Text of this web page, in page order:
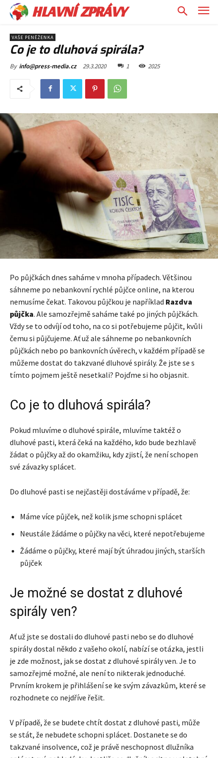
HLAVNÍ ZPRÁVY
VAŠE PENĚŽENKA
Co je to dluhová spirála?
By info@press-media.cz 29.3.2020 1 2025
Po půjčkách dnes saháme v mnoha případech. Většinou
sáhneme po nebankovní rychlé půjčce online, na kterou
nemusíme čekat. Takovou půjčkou je například Razdva
půjčka. Ale samozřejmě saháme také po jiných půjčkách.
Vždy se to odvíjí od toho, na co si potřebujeme půjčit, kvůli
čemu si půjčujeme. Ať už ale sáhneme po nebankovních
půjčkách nebo po bankovních úvěrech, v každém případě se
můžeme dostat do takzvané dluhové spirály. Že jste se s
tímto pojmem ještě nesetkali? Pojďme si ho objasnit.
Co je to dluhová spirála?
Pokud mluvíme o dluhové spirále, mluvíme taktéž o
dluhové pasti, která čeká na každého, kdo bude bezhlavě
žádat o půjčky až do okamžiku, kdy zjistí, že není schopen
své závazky splácet.
Do dluhové pasti se nejčastěji dostáváme v případě, že:
Máme více půjček, než kolik jsme schopni splácet
Neustále žádáme o půjčky na věci, které nepotřebujeme
Žádáme o půjčky, které mají být úhradou jiných, starších
půjček
Je možné se dostat z dluhové
spirály ven?
Ať už jste se dostali do dluhové pasti nebo se do dluhové
spirály dostal někdo z vašeho okolí, nabízí se otázka, jestli
je zde možnost, jak se dostat z dluhové spirály ven. Je to
samozřejmé možné, ale není to nikterak jednoduché.
Prvním krokem je přihlášení se ke svým závazkům, které se
rozhodnete co nejdříve řešit.
V případě, že se budete chtít dostat z dluhové pasti, může
se stát, že nebudete schopni splácet. Dostanete se do
takzvané insolvence, což je právě neschopnost dlužníka